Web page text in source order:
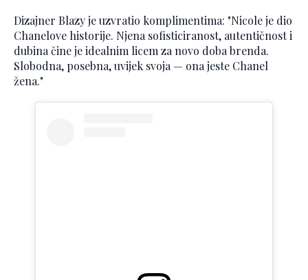
Dizajner Blazy je uzvratio komplimentima: "Nicole je dio
Chanelove historije. Njena sofisticiranost, autentičnost i
dubina čine je idealnim licem za novo doba brenda.
Slobodna, posebna, uvijek svoja — ona jeste Chanel
žena."